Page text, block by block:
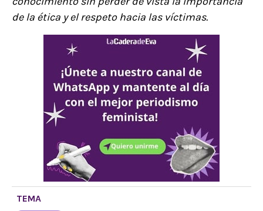
de la ética y el respeto hacia las víctimas.
TEMA